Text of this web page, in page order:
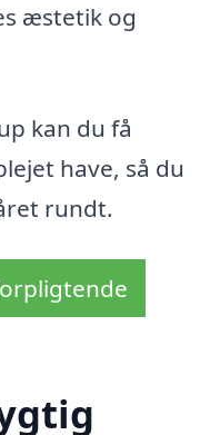
æstetik og
kan du få
have, så du
rundt.